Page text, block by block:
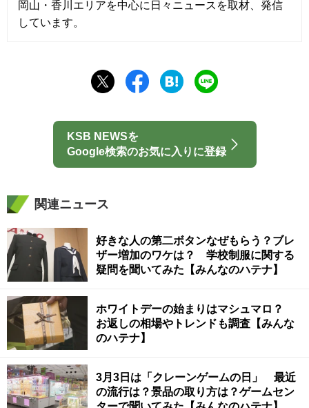
岡山・香川エリアを中心に日々ニュースを取材、発信
しています。
KSB NEWSを
Google検索のお気に入りに登録
関連ニュース
好きな人の第二ボタンなぜもらう？ブレ
ザー増加のワケは？ 学校制服に関する
疑問を聞いてみた【みんなのハテナ】
ホワイトデーの始まりはマシュマロ？
お返しの相場やトレンドも調査【みんな
のハテナ】
3月3日は「クレーンゲームの日」 最近
の流行は？景品の取り方は？ゲームセン